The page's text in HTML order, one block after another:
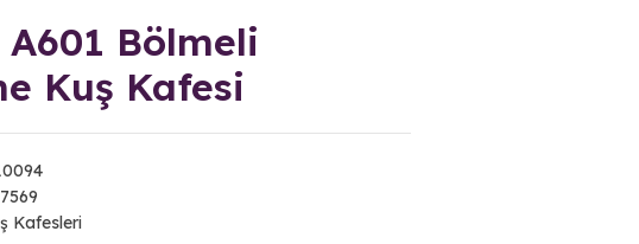
Bölmeli
Kuş Kafesi
Kafesleri